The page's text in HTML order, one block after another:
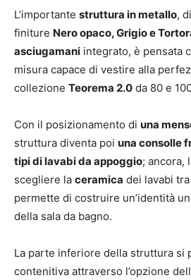
L’importante struttura in metallo,
finiture Nero opaco, Grigio e
asciugamani integrato, è pensata
misura capace di vestire alla
collezione Teorema 2.0 da 80 e
Con il posizionamento di una
struttura diventa poi una consolle
tipi di lavabi da appoggio; ancora,
scegliere la ceramica dei lavabi tra
permette di costruire un’identità
della sala da bagno.
La parte inferiore della struttura si
contenitiva attraverso l’opzione